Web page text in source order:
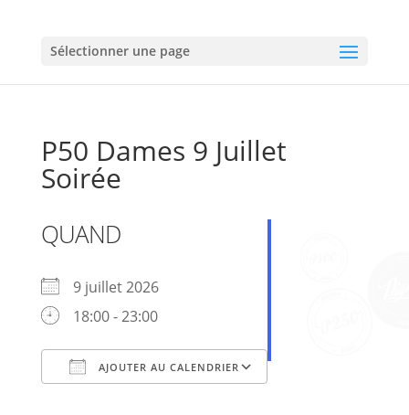
Sélectionner une page
P50 Dames 9 Juillet
Soirée
QUAND
9 juillet 2026
18:00 - 23:00
AJOUTER AU CALENDRIER